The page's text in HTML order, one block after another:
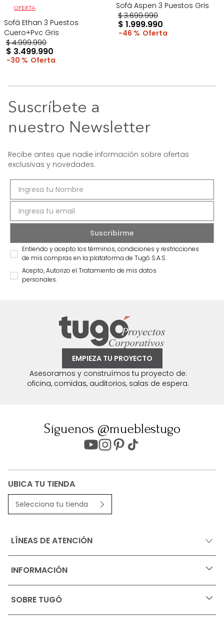
OFERTA
Sofá Ethan 3 Puestos
Cuero+Pvc Gris
$ 4.999.990
$ 3.499.990
30 %
Sofá Aspen 3 Puestos Gris
$ 3.699.990
$ 1.999.990
46 %
Suscríbete a
nuestro Newsletter
Recibe antes que nadie información sobre ofertas
exclusivas y novedades.
Entiendo y acepto los términos, condiciones y restricciones
de mis compras en la plataforma de Tugó S.A.S.
Acepto, Autorizo el Tratamiento de mis datos
personales.
EMPIEZA TU PROYECTO
Asesoramos y construímos tu proyecto de:
oficina, comidas, auditorios, salas de espera.
Síguenos @mueblestugo
UBICA TU TIENDA
Selecciona tu tienda
LÍNEAS DE ATENCIÓN
INFORMACIÓN +
Ofertas vigentes
Términos, condiciones y restricciones para productos
SOBRE TUGÓ +